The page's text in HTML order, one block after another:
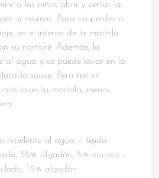
a los niños abrir y cerrar la
sí mismos. Para no perder a
en el interior de la mochila
su nombre. Además, la
al agua y se puede lavar en la
suave. Pero ten en
laves la mochila, menos
repelente al agua – tejido:
35% algodón, 5% viscosa –
15% algodón